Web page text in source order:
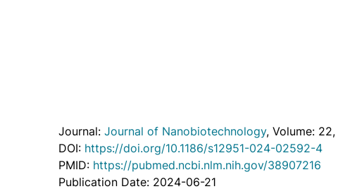
Journal: Journal of Nanobiotechnology, Volume: 22
DOI: https://doi.org/10.1186/s12951-024-02592-4
PMID: https://pubmed.ncbi.nlm.nih.gov/38907216
Publication Date: 2024-06-21